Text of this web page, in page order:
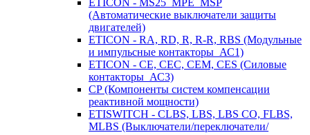
ETICON - MS25_MPE_MSP
(Автоматические выключатели защиты
двигателей)
ETICON - RA, RD, R, R-R, RBS (Модульные
и импульсные контакторы_АС1)
ETICON - CE, CEC, CEM, CES (Силовые
контакторы_АС3)
CP (Компоненты систем компенсации
реактивной мощности)
ETISWITCH - CLBS, LBS, LBS CO, FLBS,
MLBS (Выключатели/переключатели/